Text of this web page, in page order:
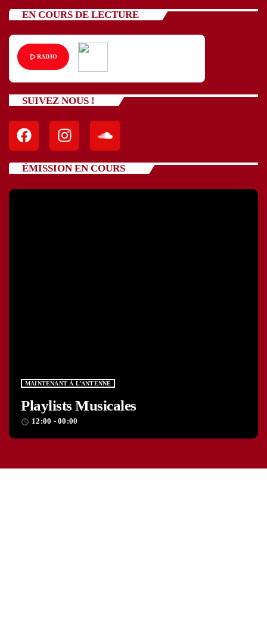
EN COURS DE LECTURE
play_arrowRADIO
SUIVEZ NOUS !
ÉMISSION EN COURS
MAINTENANT À L’ANTENNE
Playlists Musicales
access_time 12:00 - 00:00